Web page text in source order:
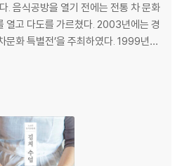
화
열고 다도를 가르쳤다. 2003년에는 경
문화 특별전’을 주최하였다. 1999년에
고 이듬해 봄에는 ‘차와 사찰 음식’을
최하면서 음식의 중요성을 깨달았다.
되어